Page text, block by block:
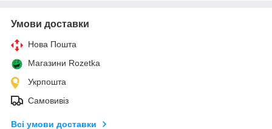
Умови доставки
Нова Пошта
Магазини Rozetka
Укрпошта
Самовивіз
Всі умови доставки